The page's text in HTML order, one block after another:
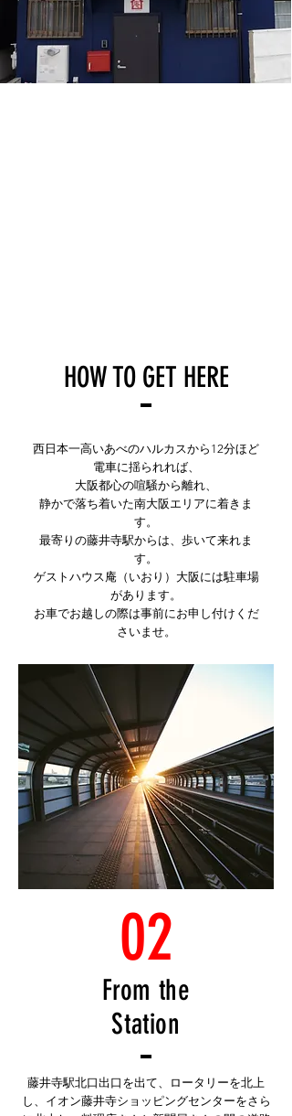
HOW TO GET HERE
西日本一高いあべのハルカスから12分ほど
電車に揺られれば、
大阪都心の喧騒から離れ、
静かで落ち着いた南大阪エリアに着きま
す。
最寄りの藤井寺駅からは、歩いて来れま
す。
​ゲストハウス庵（いおり）大阪には駐車場
があります。
​お車でお越しの際は事前にお申し付けくだ
さいませ。
02
​From the
Station
藤井寺駅北口出口を出て、ロータリーを北上
し、イオン藤井寺ショッピングセンターをさら